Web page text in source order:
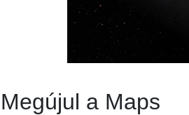
Megújul a Maps